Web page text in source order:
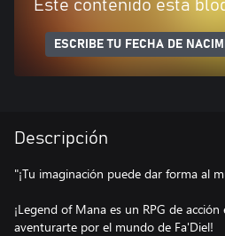
Este contenido está
ESCRIBE TU FECHA DE
Descripción
"¡Tu imaginación puede dar forma al
¡Legend of Mana es un RPG de
aventurarte por el mundo de Fa'Diel!